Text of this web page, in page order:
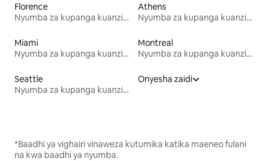
Florence
Nyumba za kupanga kuanzia mwezi mmoja
Athens
Nyumba za kupanga kuanzia mwezi mmoja
Miami
Nyumba za kupanga kuanzia mwezi mmoja
Montreal
Nyumba za kupanga kuanzia mwezi mmoja
Seattle
Nyumba za kupanga kuanzia mwezi mmoja
Onyesha zaidi
*Baadhi ya vighairi vinaweza kutumika katika maeneo fulani
na kwa baadhi ya nyumba.